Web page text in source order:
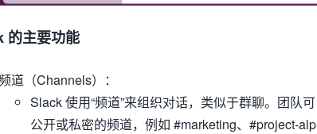
的主要功能
道（Channels）
：
Slack 使用“频道”来组织对话，类似于群聊。团队
公开或私密的频道，例如 #marketing、#project-